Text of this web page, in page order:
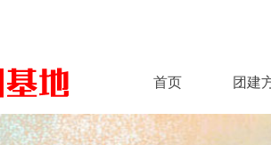
首页 团建